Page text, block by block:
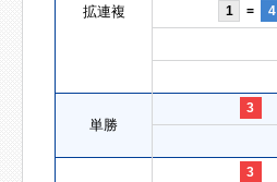
拡連複 1 = 4
単勝
3
3